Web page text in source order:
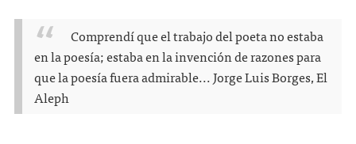
Comprendí que el trabajo del poeta no estaba
en la poesía; estaba en la invención de razones para
que la poesía fuera admirable...Jorge Luis Borges, El
Aleph